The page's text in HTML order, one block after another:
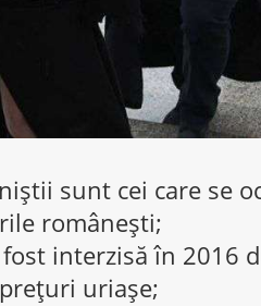
sunt cei care se
românești;
interzisă în 2016
uriașe;